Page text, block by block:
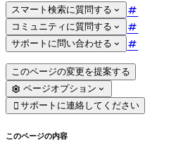
スマート検索に質問する
コミュニティに質問する
サポートに問い合わせる
このページの変更を提案する
ページオプション
 サポートに連絡してください
このページの内容